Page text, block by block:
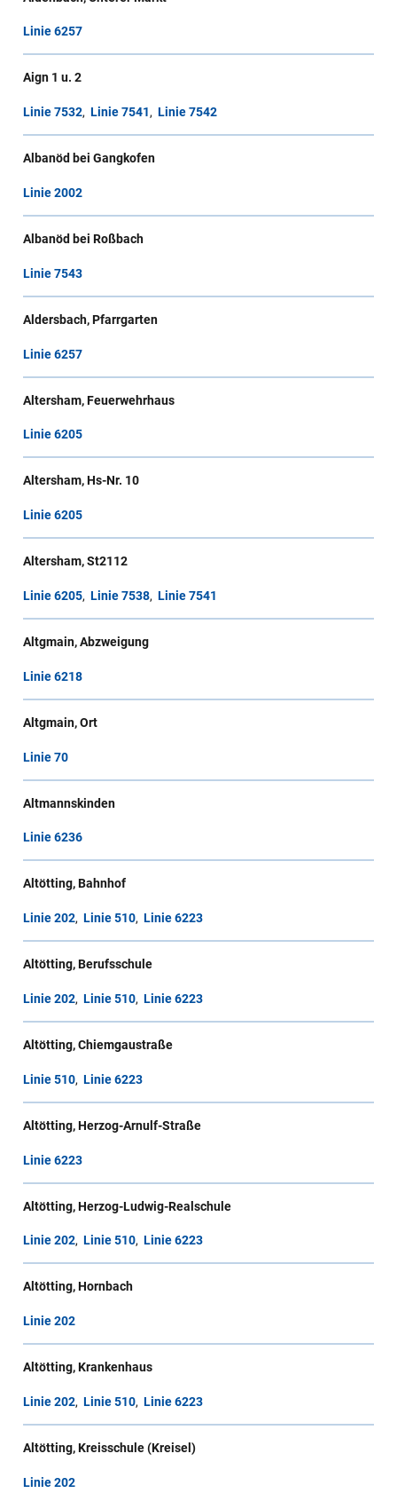
Linie 6257
Aign 1 u. 2
Linie 7532,Linie 7541,Linie 7542
Albanöd bei Gangkofen
Linie 2002
Albanöd bei Roßbach
Linie 7543
Aldersbach, Pfarrgarten
Linie 6257
Altersham, Feuerwehrhaus
Linie 6205
Altersham, Hs-Nr. 10
Linie 6205
Altersham, St2112
Linie 6205,Linie 7538,Linie 7541
Altgmain, Abzweigung
Linie 6218
Altgmain, Ort
Linie 70
Altmannskinden
Linie 6236
Altötting, Bahnhof
Linie 202,Linie 510,Linie 6223
Altötting, Berufsschule
Linie 202,Linie 510,Linie 6223
Altötting, Chiemgaustraße
Linie 510,Linie 6223
Altötting, Herzog-Arnulf-Straße
Linie 6223
Altötting, Herzog-Ludwig-Realschule
Linie 202,Linie 510,Linie 6223
Altötting, Hornbach
Linie 202
Altötting, Krankenhaus
Linie 202,Linie 510,Linie 6223
Altötting, Kreisschule (Kreisel)
Linie 202